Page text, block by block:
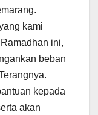
kami
ini,
beban
kepada
akan